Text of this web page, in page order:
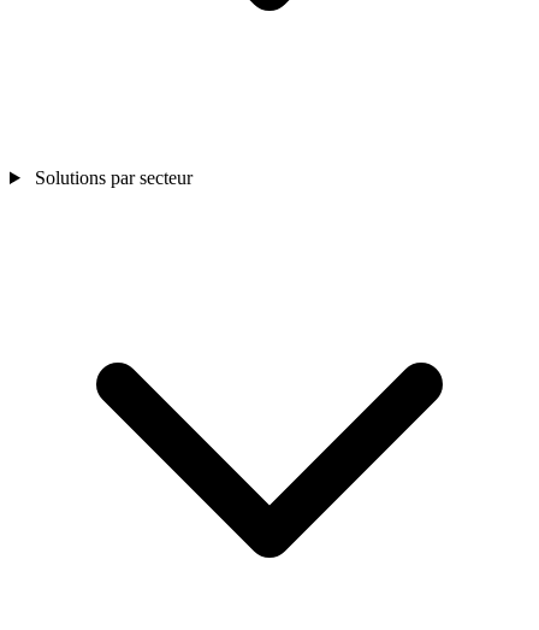
Solutions par secteur